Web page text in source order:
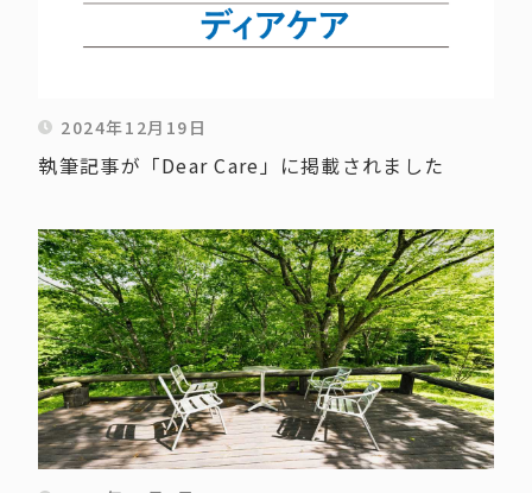
2024年12月19日
執筆記事が「Dear Care」に掲載されました